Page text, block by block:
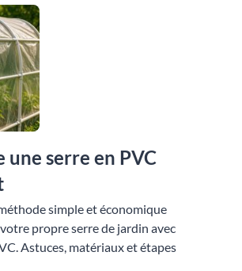
serre en PVC
simple et économique
propre serre de jardin avec
Astuces, matériaux et étapes